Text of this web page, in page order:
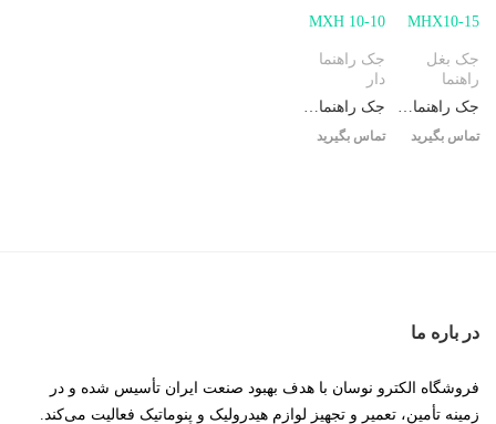
جک بغل
راهنما
جک راهنمادار MHX10-15
تماس بگیرید
جک راهنما
دار
جک راهنمادار MXH 10-10
تماس بگیرید
در باره ما
فروشگاه الکترو نوسان با هدف بهبود صنعت ایران تأسیس شده و در
زمینه تأمین، تعمیر و تجهیز لوازم هیدرولیک و پنوماتیک فعالیت می‌کند.